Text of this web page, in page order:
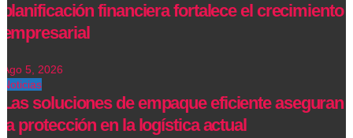
planificación financiera fortalece el crecimiento
empresarial
Ago 5, 2026
Noticias
Las soluciones de empaque eficiente aseguran
la protección en la logística actual